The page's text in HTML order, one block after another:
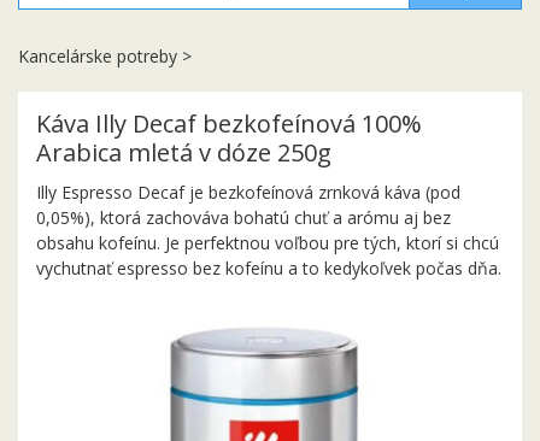
Kancelárske potreby >
Káva Illy Decaf bezkofeínová 100%
Arabica mletá v dóze 250g
Illy Espresso Decaf je bezkofeínová zrnková káva (pod
0,05%), ktorá zachováva bohatú chuť a arómu aj bez
obsahu kofeínu. Je perfektnou voľbou pre tých, ktorí si chcú
vychutnať espresso bez kofeínu a to kedykoľvek počas dňa.